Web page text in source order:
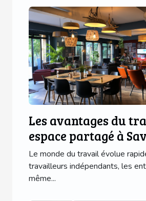
Les avantages du
espace partagé à
Le monde du travail évolue
travailleurs indépendants, les
même...